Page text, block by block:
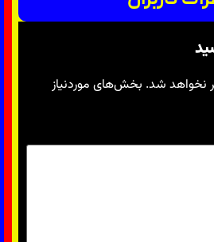
نخواهد شد. بخش‌های موردنیاز